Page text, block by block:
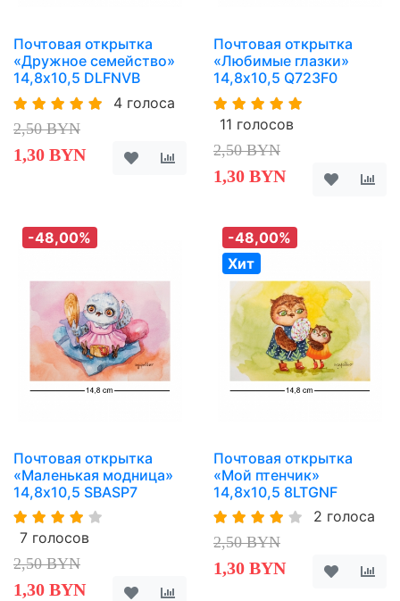
Почтовая открытка
«Дружное семейство»
14,8х10,5 DLFNVB
4 голоса
2,50 BYN
1,30 BYN
Почтовая открытка
«Любимые глазки»
14,8х10,5 Q723F0
11 голосов
2,50 BYN
1,30 BYN
-48,00%
Почтовая открытка
«Маленькая модница»
14,8х10,5 SBASP7
7 голосов
2,50 BYN
1,30 BYN
-48,00%
Хит
Почтовая открытка
«Мой птенчик»
14,8х10,5 8LTGNF
2 голоса
2,50 BYN
1,30 BYN